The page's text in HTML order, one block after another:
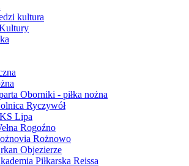
kultura
Oborniki - piłka nożna
Ryczywół
Lipa
Rogoźno
Rożnowo
Objezierze
Piłkarska Reissa